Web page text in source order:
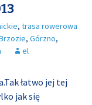
, trasa rowerowa
, Górzno,
el
łatwo jej tej
jak się